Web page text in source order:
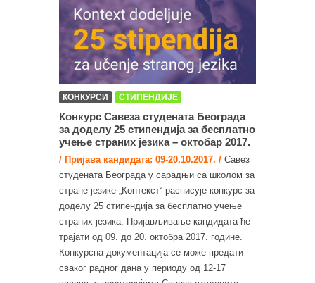
КОНКУРСИ СТИПЕНДИЈЕ
Конкурс Савеза студената Београда
за доделу 25 стипендија за бесплатнo
учење страних језика – октобар 2017.
/ Пријава кандидата: 09-20.10.2017. / Савез
студената Београда у сарадњи са школом за
стране језике „Контекст“ расписује конкурс за
доделу 25 стипендија за бесплатнo учење
страних језика. Пријављивање кандидата ће
трајати од 09. до 20. октобра 2017. године.
Конкурсна документација се може предати
сваког радног дана у периоду од 12-17